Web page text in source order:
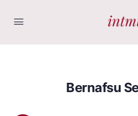
Bernafsu